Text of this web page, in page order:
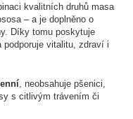
kvalitních druhů masa
– a je doplněno o
Díky tomu poskytuje
podporuje vitalitu, zdraví i
, neobsahuje pšenici,
s citlivým trávením či